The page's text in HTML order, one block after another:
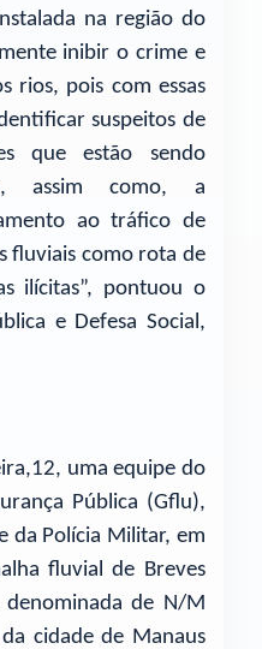
na região do
inibir o crime e
rios, pois com essas
suspeitos de
que estão sendo
assim como, a
ao tráfico de
fluviais como rota de
ilícitas”, pontuou o
e Defesa Social,
uma equipe do
Pública (Gflu),
da Polícia Militar, em
fluvial de Breves
de N/M
cidade de Manaus